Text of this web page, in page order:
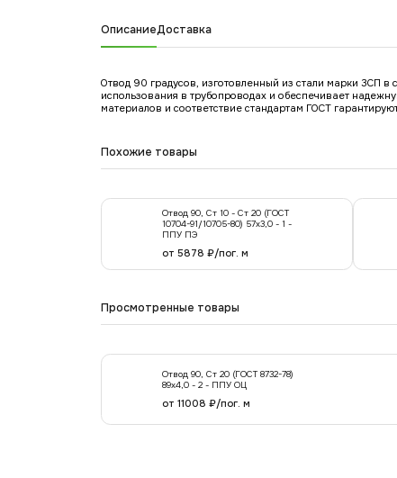
ОписаниеДоставка
Отвод 90 градусов, изготовленный из стали марки 3СП
использования в трубопроводах и обеспечивает
материалов и соответствие стандартам ГОСТ
Похожие товары
Отвод 90, Ст 10 - Ст 20 (ГОСТ
10704-91/10705-80) 57х3,0 - 1 -
ППУ ПЭ
от 5878 ₽/пог. м
Просмотренные товары
Отвод 90, Ст 20 (ГОСТ 8732-78)
89x4,0 - 2 - ППУ ОЦ
от 11008 ₽/пог. м